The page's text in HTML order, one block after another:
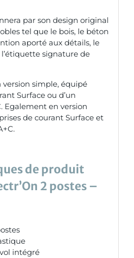
par son design original
tel que le bois, le béton
aporté aux détails, le
signature de
simple, équipé
Surface ou d’un
Egalement en version
de courant Surface et
de produit
2 postes –
intégré